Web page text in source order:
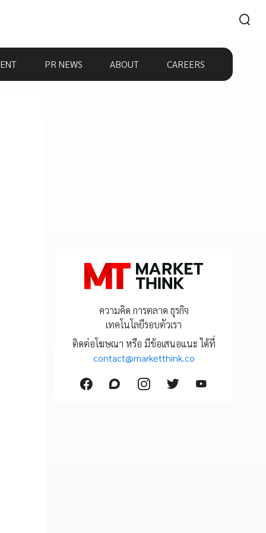
PR NEWS ABOUT CAREERS
ความคิด การตลาด ธุรกิจ
เทคโนโลยีรอบตัวเรา
ติดต่อโฆษณา หรือ มีข้อเสนอแนะ ได้ที่
contact@marketthink.co